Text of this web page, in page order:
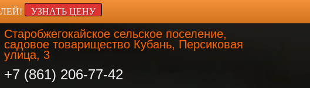
УЗНАТЬ ЦЕНУ
Старобжегокайское сельское поселение,
садовое товарищество Кубань, Персиковая
улица, 3
+7 (861) 206-77-42